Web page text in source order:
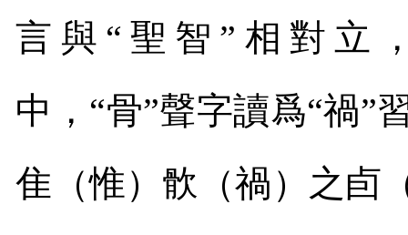
言與“聖智”相對立
中，“骨”聲字讀爲“禍”
隹（惟）䯉（禍）之卣